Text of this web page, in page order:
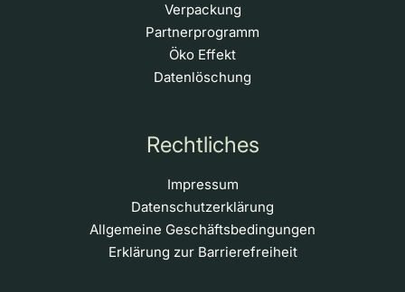
Verpackung
Partnerprogramm
Öko Effekt
Datenlöschung
Rechtliches
Impressum
Datenschutzerklärung
Allgemeine Geschäftsbedingungen
Erklärung zur Barrierefreiheit